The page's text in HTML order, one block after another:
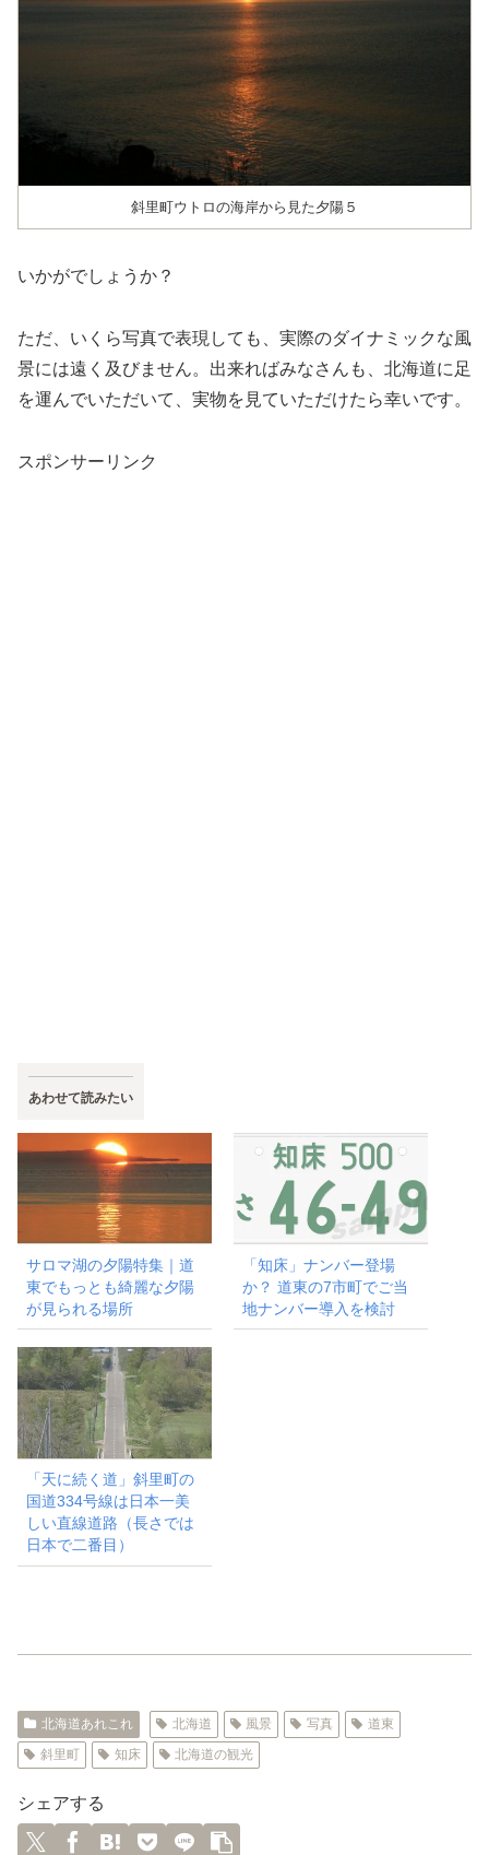
斜里町ウトロの海岸から見た夕陽５
いかがでしょうか？
ただ、いくら写真で表現しても、実際のダイナミックな風
景には遠く及びません。出来ればみなさんも、北海道に足
を運んでいただいて、実物を見ていただけたら幸いです。
スポンサーリンク
あわせて読みたい
サロマ湖の夕陽特集｜道
東でもっとも綺麗な夕陽
が見られる場所
「知床」ナンバー登場
か？ 道東の7市町でご当
地ナンバー導入を検討
「天に続く道」斜里町の
国道334号線は日本一美
しい直線道路（長さでは
日本で二番目）
北海道あれこれ 北海道 風景 写真
道東
斜里町
知床 北海道の観光
シェアする